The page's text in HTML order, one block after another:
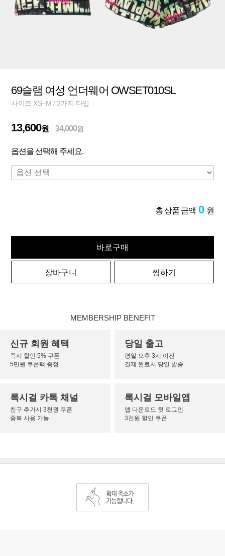
69슬램 여성 언더웨어 OWSET010SL
사이즈 XS~M / 3가지 타입
13,600원 34,000원
옵션을 선택해 주세요.
총 상품 금액 0 원
바로구매
장바구니 찜하기
MEMBERSHIP BENEFIT
신규 회원 혜택
즉시 할인 5% 쿠폰
5만원 쿠폰팩 증정
당일 출고
평일 오후 3시 이전
결제 완료시 당일 발송
록시걸 카톡 채널
친구 추가시 3천원 쿠폰
중복 사용 가능
록시걸 모바일앱
앱 다운로드 첫 로그인
3천원 할인 쿠폰